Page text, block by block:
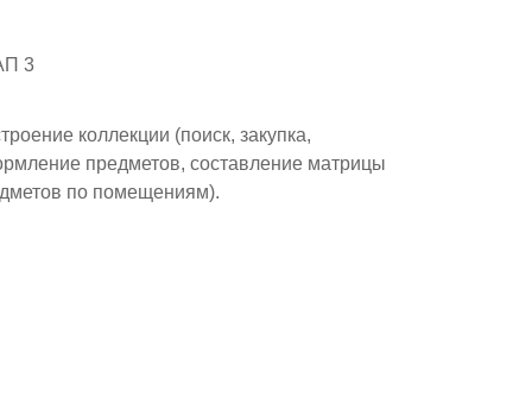
3
коллекции (поиск, закупка,
предметов, составление матрицы
по помещениям).